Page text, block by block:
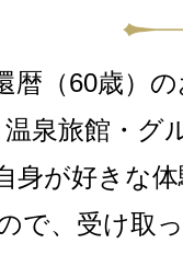
暦（60歳）
温泉旅館・グ
身が好きな
で、受け取